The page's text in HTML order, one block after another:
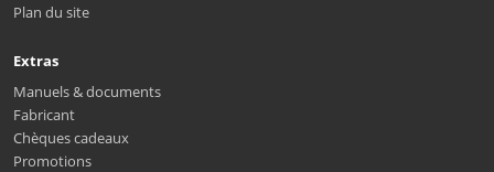
Plan du site
Extras
Manuels & documents
Fabricant
Chèques cadeaux
Promotions